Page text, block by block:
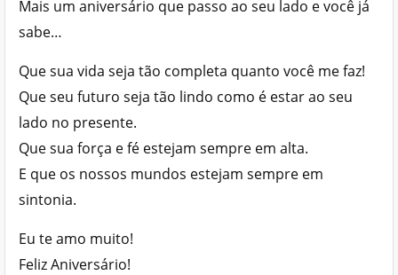
Mais um aniversário que passo ao seu lado e você já
sabe…
Que sua vida seja tão completa quanto você me faz!
Que seu futuro seja tão lindo como é estar ao seu
lado no presente.
Que sua força e fé estejam sempre em alta.
E que os nossos mundos estejam sempre em
sintonia.
Eu te amo muito!
Feliz Aniversário!